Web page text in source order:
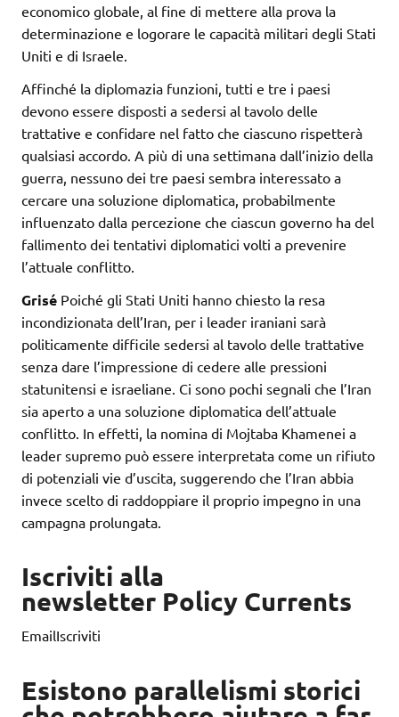
economico globale, al fine di mettere alla prova la
determinazione e logorare le capacità militari degli Stati
Uniti e di Israele.
Affinché la diplomazia funzioni, tutti e tre i paesi
devono essere disposti a sedersi al tavolo delle
trattative e confidare nel fatto che ciascuno rispetterà
qualsiasi accordo. A più di una settimana dall’inizio della
guerra, nessuno dei tre paesi sembra interessato a
cercare una soluzione diplomatica, probabilmente
influenzato dalla percezione che ciascun governo ha del
fallimento dei tentativi diplomatici volti a prevenire
l’attuale conflitto.
Grisé Poiché gli Stati Uniti hanno chiesto la resa
incondizionata dell’Iran, per i leader iraniani sarà
politicamente difficile sedersi al tavolo delle trattative
senza dare l’impressione di cedere alle pressioni
statunitensi e israeliane. Ci sono pochi segnali che l’Iran
sia aperto a una soluzione diplomatica dell’attuale
conflitto. In effetti, la nomina di Mojtaba Khamenei a
leader supremo può essere interpretata come un rifiuto
di potenziali vie d’uscita, suggerendo che l’Iran abbia
invece scelto di raddoppiare il proprio impegno in una
campagna prolungata.
Iscriviti alla
newsletter Policy Currents
EmailIscriviti
Esistono parallelismi storici